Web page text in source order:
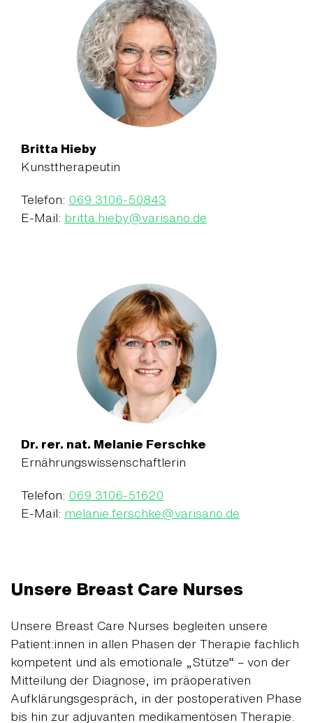
Britta Hieby
Kunsttherapeutin
Telefon: 069 3106-50843
E-Mail: britta.hieby@varisano.de
Dr. rer. nat. Melanie Ferschke
Ernährungswissenschaftlerin
Telefon: 069 3106-51620
E-Mail: melanie.ferschke@varisano.de
Unsere Breast Care Nurses
Unsere Breast Care Nurses begleiten unsere
Patient:innen in allen Phasen der Therapie fachlich
kompetent und als emotionale „Stütze“ – von der
Mitteilung der Diagnose, im präoperativen
Aufklärungsgespräch, in der postoperativen Phase
bis hin zur adjuvanten medikamentösen Therapie.